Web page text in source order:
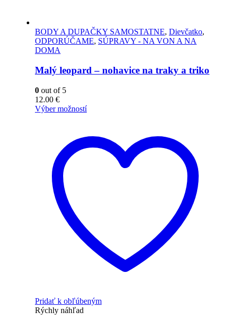
BODY A DUPAČKY SAMOSTATNE, Dievčatko,
ODPORÚČAME, SÚPRAVY - NA VON A NA
DOMA
Malý leopard – nohavice na traky a triko
0 out of 5
12.00 €
Výber možností
Pridať k obľúbeným
Rýchly náhľad